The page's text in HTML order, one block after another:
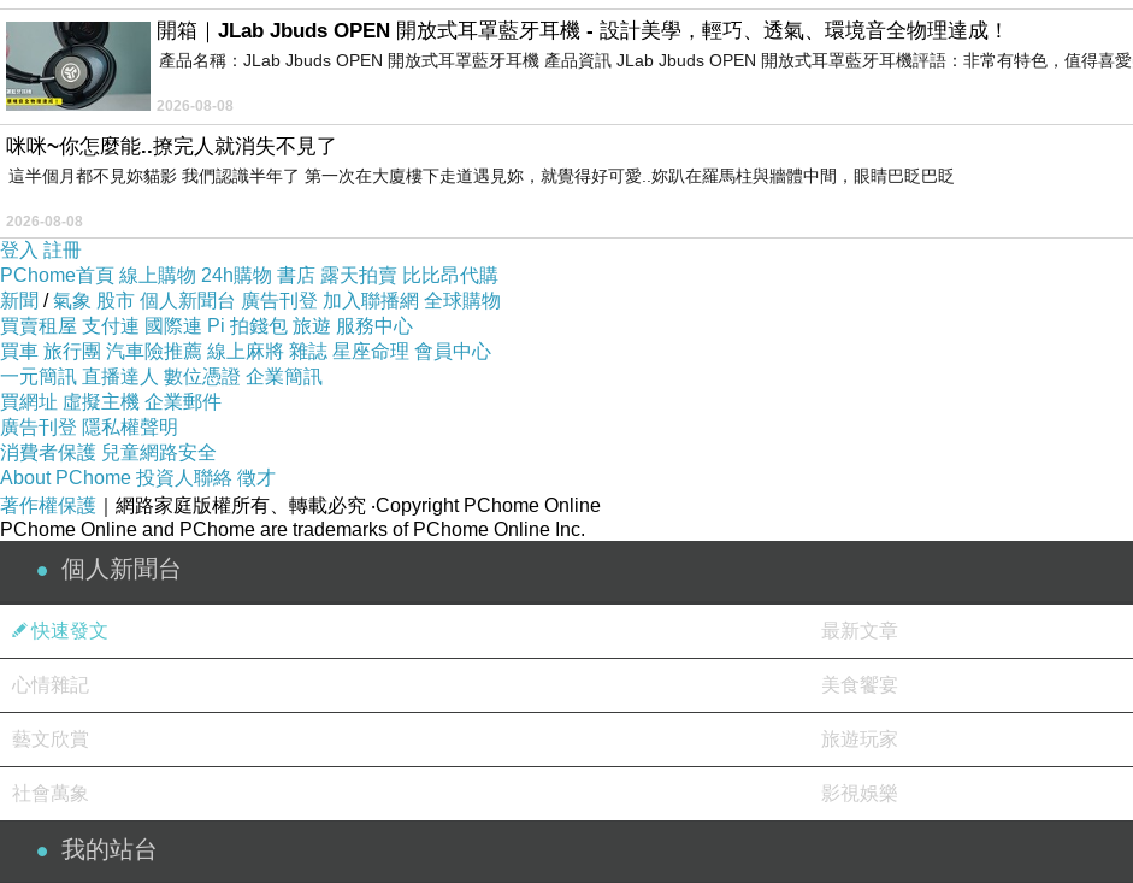
開箱｜JLab Jbuds OPEN 開放式耳罩藍牙耳機 - 設計美學，輕巧、透氣、環境音全物理達成！
產品名稱：JLab Jbuds OPEN 開放式耳罩藍牙耳機 產品資訊 JLab Jbuds OPEN 開放式耳罩藍牙耳機評語：非常有特色，值得喜
2026-08-08
咪咪~你怎麼能..撩完人就消失不見了
這半個月都不見妳貓影 我們認識半年了 第一次在大廈樓下走道遇見妳，就覺得好可愛..妳趴在羅馬柱與牆體中間，眼睛巴眨巴眨
2026-08-08
登入 註冊
PChome首頁 線上購物 24h購物 書店 露天拍賣 比比昂代購
新聞 /氣象 股市 個人新聞台 廣告刊登 加入聯播網 全球購物
買賣租屋 支付連 國際連 Pi 拍錢包 旅遊 服務中心
買車 旅行團 汽車險推薦 線上麻將 雜誌 星座命理 會員中心
一元簡訊 直播達人 數位憑證 企業簡訊
買網址 虛擬主機 企業郵件
廣告刊登 隱私權聲明
消費者保護 兒童網路安全
About PChome 投資人聯絡 徵才
著作權保護 ｜網路家庭版權所有、轉載必究 ‧Copyright PChome Online
PChome Online and PChome are trademarks of PChome Online Inc.
個人新聞台
快速發文 最新文章
心情雜記 美食饗宴
藝文欣賞 旅遊玩家
社會萬象 影視娛樂
我的站台